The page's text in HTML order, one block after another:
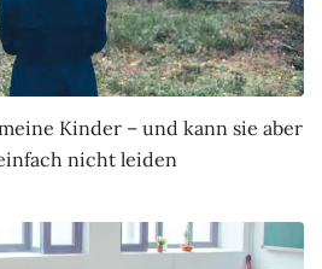
Kinder – und kann sie aber
nicht leiden